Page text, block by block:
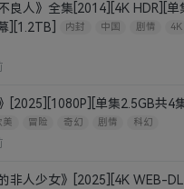
良人》全集[2014][4K HDR][单
][1.2TB]
内封 中国 剧情 4K
[2025][1080P][单集2.5GB共4
美 冒险 奇幻 剧情 科幻
非人少女》[2025][4K WEB-